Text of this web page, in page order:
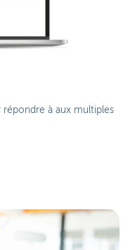
répondre à aux multiples